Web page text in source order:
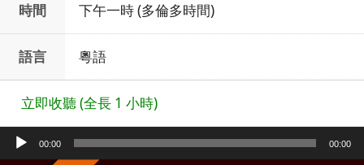
時間 下午一時 (多倫多時間)
語言 粵語
立即收聽 (全長 1 小時)
Audio
Player
00:00 00:00